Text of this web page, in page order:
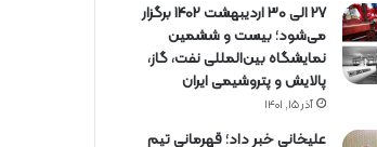
27 الی 30 اردیبهشت 1402 برگزار
می‌شود؛ بیست و ششمین
نمایشگاه بین‌المللی نفت، گاز،
پالایش و پتروشیمی ایران
آذر ۱۵, ۱۴۰۱
علیخانی خبر داد؛ قهرمانی تیم